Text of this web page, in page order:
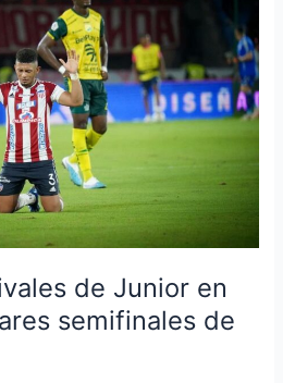
de Junior en
semifinales de